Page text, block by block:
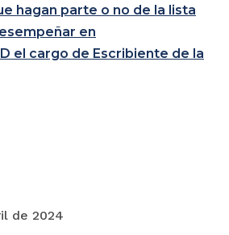
hagan parte o no de la lista
en
el cargo de Escribiente de la
de 2024